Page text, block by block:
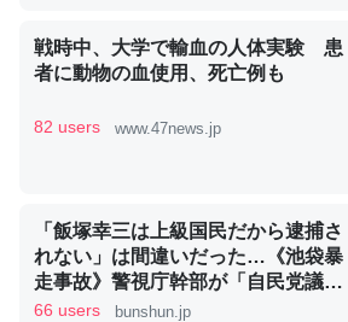
ウチもEchoを実家に置いて４年。で
ちぼちRingも置こうかと画策中。あ
位置情報を共有してる。電池残量や充
これ見て生きてるなって分かる。
─たまにLINEするくらいだった遠方の父67歳
戦時中、大学で輸血の人体実験 患
者に動物の血使用、死亡例も
82 users www.47news.jp
「飯塚幸三は上級国民だから逮捕さ
れない」は間違いだった…《池袋暴
走事故》警視庁幹部が「自民党議
員」に呼び出されても逮捕を見送っ
66 users bunshun.jp